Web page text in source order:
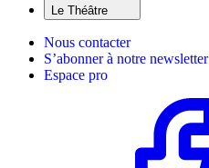
Le Théâtre
Nous contacter
S’abonner à notre newsletter
Espace pro